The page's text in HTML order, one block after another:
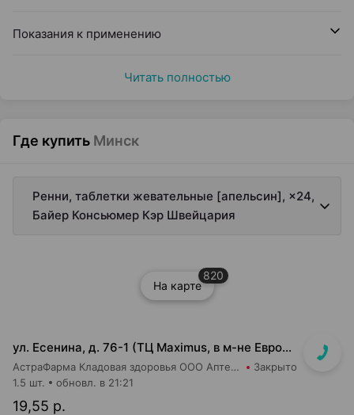
Показания к применению
Читать полностью
Где купить Минск
Ренни, таблетки жевательные [апельсин], ×24,
Байер Консьюмер Кэр Швейцария
На карте
820
ул. Есенина, д. 76-1 (ТЦ Maximus, в м-не Евроопт Super)
АстраФарма Кладовая здоровья ООО Аптека №9 Закрыто
19,55 р.
1.5 шт. обновл. в 21:21